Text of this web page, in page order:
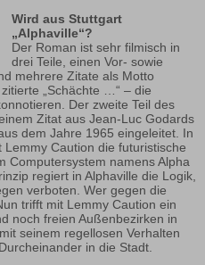
Wird aus Stuttgart
„Alphaville“?
Der Roman ist sehr filmisch in
drei Teile, einen Vor- sowie
mehrere Zitate als Motto
„Schächte …“ – die
Der zweite Teil des
Zitat aus Jean-Luc Godards
dem Jahre 1965 eingeleitet. In
Caution die futuristische
Computersystem namens Alpha
regiert in Alphaville die Logik,
verboten. Wer gegen die
trifft mit Lemmy Caution ein
noch freien Außenbezirken in
seinem regellosen Verhalten
in die Stadt.